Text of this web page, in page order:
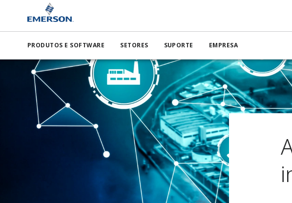
PRODUTOS E SOFTWARE SETORES SUPORTE EMPRESA